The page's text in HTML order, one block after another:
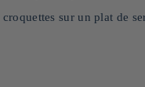
croquettes sur un plat de